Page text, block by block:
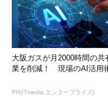
大阪ガスが月2000時間の共
業を削減！ 現場のAI活用
PR(ITmedia エンタープライズ)